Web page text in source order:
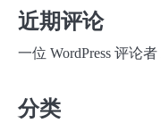
近期评论
一位 WordPress 评论者
分类